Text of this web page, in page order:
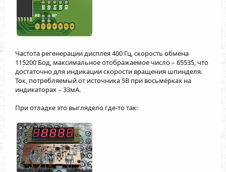
Частота регенерации дисплея 400 Гц, скорость обмена
115200 Бод, максимальное отображаемое число – 65535, что
достаточно для индикации скорости вращения шпинделя.
Ток, потребляемый от источника 5В при восьмёрках на
индикаторах – 33мА.
При отладке это выглядело где-то так: